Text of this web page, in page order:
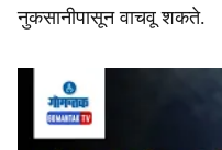
नुकसानीपासून वाचवू शकते.